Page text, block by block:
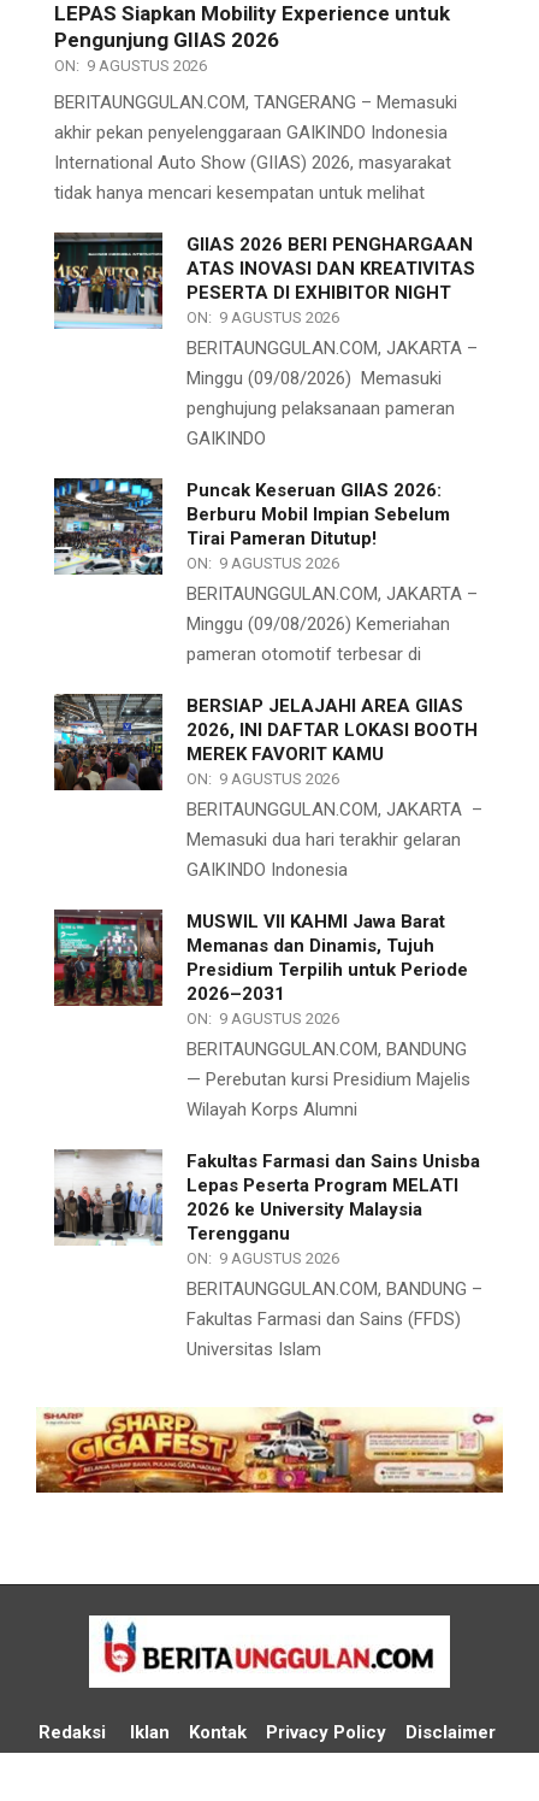
LEPAS Siapkan Mobility Experience untuk
Pengunjung GIIAS 2026
ON: 9 AGUSTUS 2026
BERITAUNGGULAN.COM, TANGERANG – Memasuki
akhir pekan penyelenggaraan GAIKINDO Indonesia
International Auto Show (GIIAS) 2026, masyarakat
tidak hanya mencari kesempatan untuk melihat
GIIAS 2026 BERI PENGHARGAAN
ATAS INOVASI DAN KREATIVITAS
PESERTA DI EXHIBITOR NIGHT
ON: 9 AGUSTUS 2026
BERITAUNGGULAN.COM, JAKARTA –
Minggu (09/08/2026) Memasuki
penghujung pelaksanaan pameran
GAIKINDO
Puncak Keseruan GIIAS 2026:
Berburu Mobil Impian Sebelum
Tirai Pameran Ditutup!
ON: 9 AGUSTUS 2026
BERITAUNGGULAN.COM, JAKARTA –
Minggu (09/08/2026) Kemeriahan
pameran otomotif terbesar di
BERSIAP JELAJAHI AREA GIIAS
2026, INI DAFTAR LOKASI BOOTH
MEREK FAVORIT KAMU
ON: 9 AGUSTUS 2026
BERITAUNGGULAN.COM, JAKARTA –
Memasuki dua hari terakhir gelaran
GAIKINDO Indonesia
MUSWIL VII KAHMI Jawa Barat
Memanas dan Dinamis, Tujuh
Presidium Terpilih untuk Periode
2026–2031
ON: 9 AGUSTUS 2026
BERITAUNGGULAN.COM, BANDUNG
— Perebutan kursi Presidium Majelis
Wilayah Korps Alumni
Fakultas Farmasi dan Sains Unisba
Lepas Peserta Program MELATI
2026 ke University Malaysia
Terengganu
ON: 9 AGUSTUS 2026
BERITAUNGGULAN.COM, BANDUNG –
Fakultas Farmasi dan Sains (FFDS)
Universitas Islam
Redaksi Iklan Kontak Privacy Policy
Disclaimer